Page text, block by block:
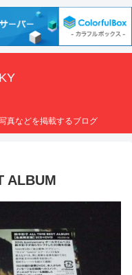
真などを掲載するブログ
ALBUM